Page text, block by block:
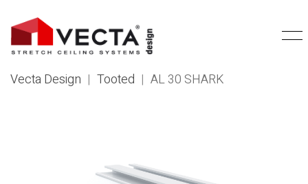
Vecta Design | Tooted | AL 30 SHARK